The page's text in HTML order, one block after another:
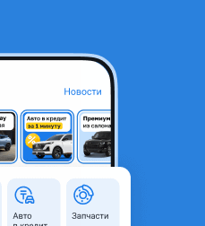
6G72
Караганда, Карагандинская